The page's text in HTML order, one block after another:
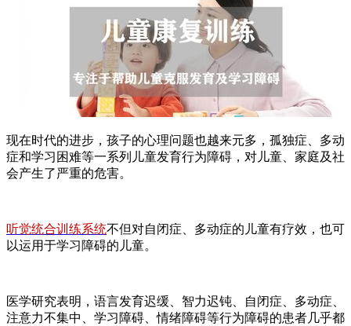
现在时代的进步，孩子的心理问题也越来元多，孤独症、多动
症和学习困难等一系列儿童发育行为障碍，对儿童、家庭及社
会产生了严重的危害。
听觉统合训练系统不但对自闭症、多动症的儿童有疗效，也可
以运用于学习障碍的儿童。
医学研究表明，语言发育迟缓、智力迟钝、自闭症、多动症、
注意力不集中、学习障碍、情绪障碍等行为障碍的患者几乎都